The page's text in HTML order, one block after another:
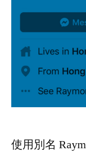
使用別名